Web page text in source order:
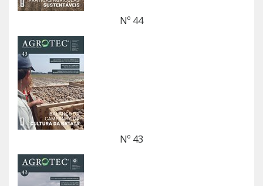
Nº 44
Nº 43